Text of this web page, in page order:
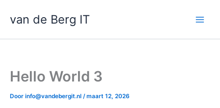
naar
inhoud
van de Berg IT
Hello World 3
Door info@vandebergit.nl /maart 12, 2026